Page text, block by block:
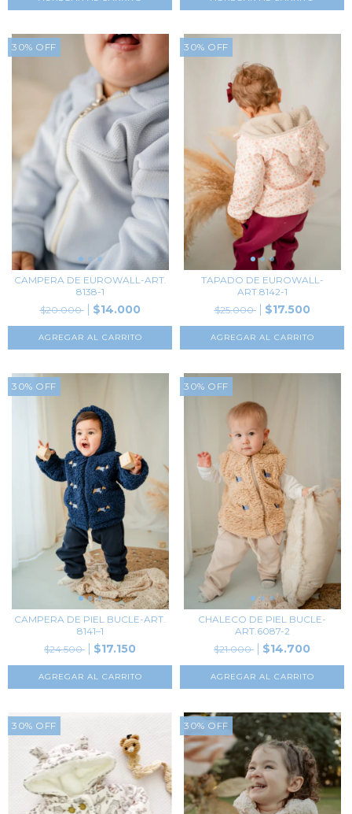
30% OFF
CAMPERA DE EUROWALL-ART.
8138-1
$20.000
$14.000
AGREGAR AL CARRITO
30% OFF
TAPADO DE EUROWALL-
ART.8142-1
$25.000
$17.500
AGREGAR AL CARRITO
30% OFF
CAMPERA DE PIEL BUCLE-ART.
8141–1
$24.500
$17.150
AGREGAR AL CARRITO
30% OFF
CHALECO DE PIEL BUCLE-
ART.6087-2
$21.000
$14.700
AGREGAR AL CARRITO
30% OFF 30% OFF